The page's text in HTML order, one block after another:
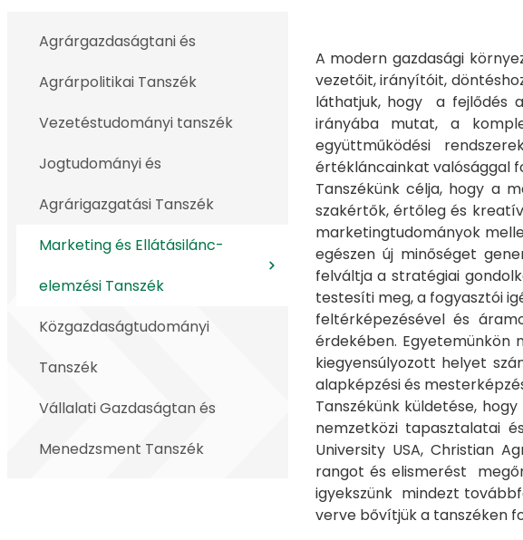
Agrárgazdaságtani és
Agrárpolitikai Tanszék
Vezetéstudományi tanszék
Jogtudományi és
Agrárigazgatási Tanszék
Marketing és Ellátásilánc-
elemzési Tanszék
Közgazdaságtudományi
Tanszék
Vállalati Gazdaságtan és
Menedzsment Tanszék
A modern gazdasági
vezetőit, irányítóit,
láthatjuk, hogy a fejlődés
irányába mutat, a
együttműködési
értékláncainkat valósággal
Tanszékünk célja, hogy a
szakértők, értőleg és
marketingtudományok
egészen új minőséget
felváltja a stratégiai
testesíti meg, a fogyasztói
feltérképezésével és
érdekében. Egyetemünkön
kiegyensúlyozott helyet
alapképzési és
Tanszékünk küldetése,
nemzetközi tapasztalatai
University USA, Christian
rangot és elismerést
igyekszünk mindezt
verve bővítjük a tanszéken